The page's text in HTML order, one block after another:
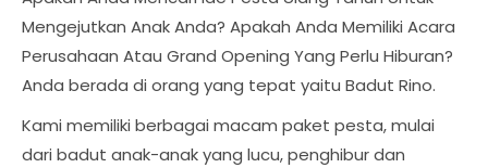
Mengejutkan Anak Anda? Apakah Anda Memiliki Acara
Perusahaan Atau Grand Opening Yang Perlu Hiburan?
Anda berada di orang yang tepat yaitu Badut Rino.
Kami memiliki berbagai macam paket pesta, mulai
dari badut anak-anak yang lucu, penghibur dan